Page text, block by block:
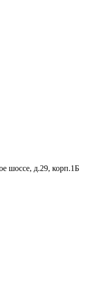
шоссе, д.29, корп.1Б